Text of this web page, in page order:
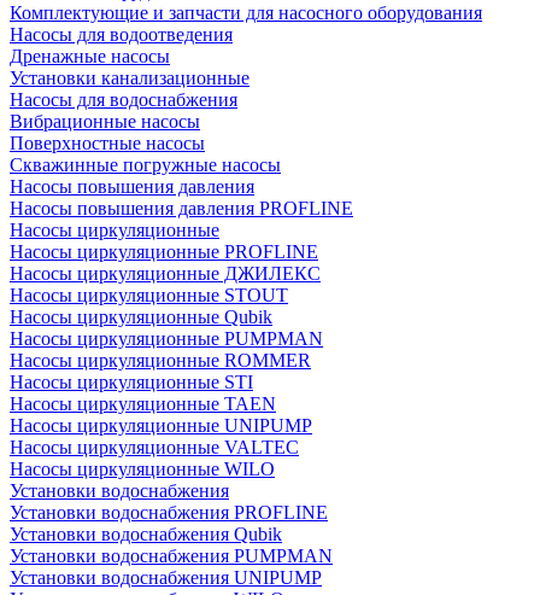
Комплектующие и запчасти для насосного оборудования
Насосы для водоотведения
Дренажные насосы
Установки канализационные
Насосы для водоснабжения
Вибрационные насосы
Поверхностные насосы
Скважинные погружные насосы
Насосы повышения давления
Насосы повышения давления PROFLINE
Насосы циркуляционные
Насосы циркуляционные PROFLINE
Насосы циркуляционные ДЖИЛЕКС
Насосы циркуляционные STOUT
Насосы циркуляционные Qubik
Насосы циркуляционные PUMPMAN
Насосы циркуляционные ROMMER
Насосы циркуляционные STI
Насосы циркуляционные TAEN
Насосы циркуляционные UNIPUMP
Насосы циркуляционные VALTEC
Насосы циркуляционные WILO
Установки водоснабжения
Установки водоснабжения PROFLINE
Установки водоснабжения Qubik
Установки водоснабжения PUMPMAN
Установки водоснабжения UNIPUMP